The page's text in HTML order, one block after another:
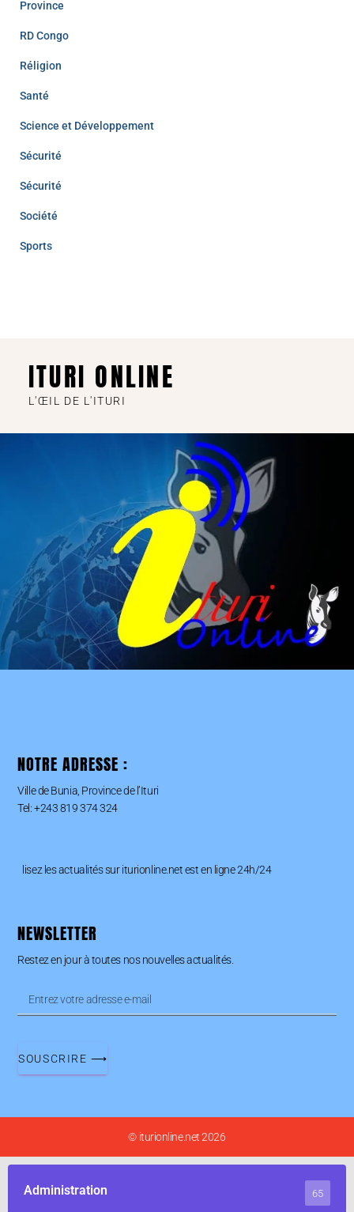
Province
RD Congo
Réligion
Santé
Science et Développement
Sécurité
Sécurité
Société
Sports
ITURI ONLINE
L'ŒIL DE L'ITURI
NOTRE ADRESSE :
Ville de Bunia, Province de l’Ituri
Tel: +243 819 374 324
lisez les actualités sur iturionline.net est en ligne 24h/24
NEWSLETTER
Restez en jour à toutes nos nouvelles actualités.
SOUSCRIRE ⟶
© iturionline.net 2026
Administration 65